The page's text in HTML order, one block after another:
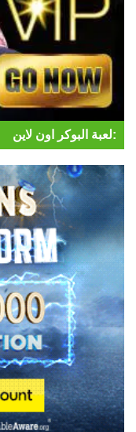
لعبة البوكر اون لاين: